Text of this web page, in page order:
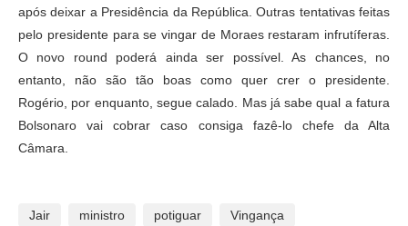
após deixar a Presidência da República. Outras tentativas feitas
pelo presidente para se vingar de Moraes restaram infrutíferas.
O novo round poderá ainda ser possível. As chances, no
entanto, não são tão boas como quer crer o presidente.
Rogério, por enquanto, segue calado. Mas já sabe qual a fatura
Bolsonaro vai cobrar caso consiga fazê-lo chefe da Alta
Câmara.
Jair ministro potiguar Vingança